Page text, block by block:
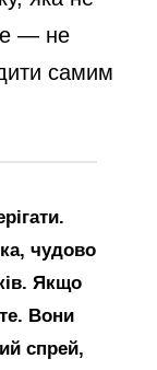
— не
самим
чудово
Якщо
Вони
спрей,